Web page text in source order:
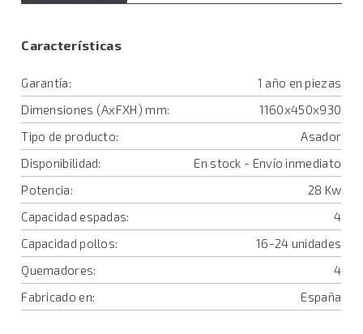
Características
Garantía:
1 año en piezas
Dimensiones (AxFXH) mm:
1160x450x930
Tipo de producto:
Asador
Disponibilidad:
En stock - Envío inmediato
Potencia:
28 Kw
Capacidad espadas:
4
Capacidad pollos:
16-24 unidades
Quemadores:
4
Fabricado en:
España